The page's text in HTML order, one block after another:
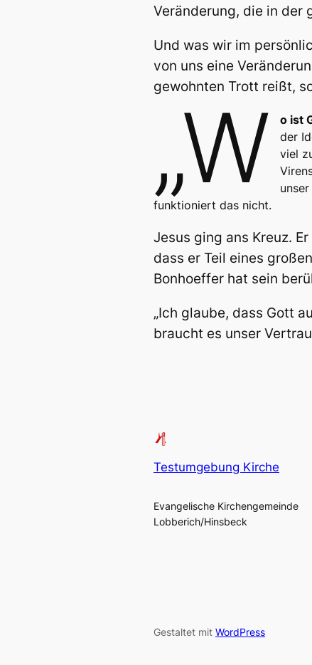
Veränderung, die in der
Und was wir im
von uns eine
gewohnten Trott reißt,
„W o ist
der
viel
funktioniert das nicht.
Jesus ging ans Kreuz.
dass er Teil eines
Bonhoeffer hat sein
„Ich glaube, dass Gott
braucht es unser
Testumgebung Kirche
Evangelische Kirchengemeinde
Lobberich/Hinsbeck
Gestaltet mit WordPress